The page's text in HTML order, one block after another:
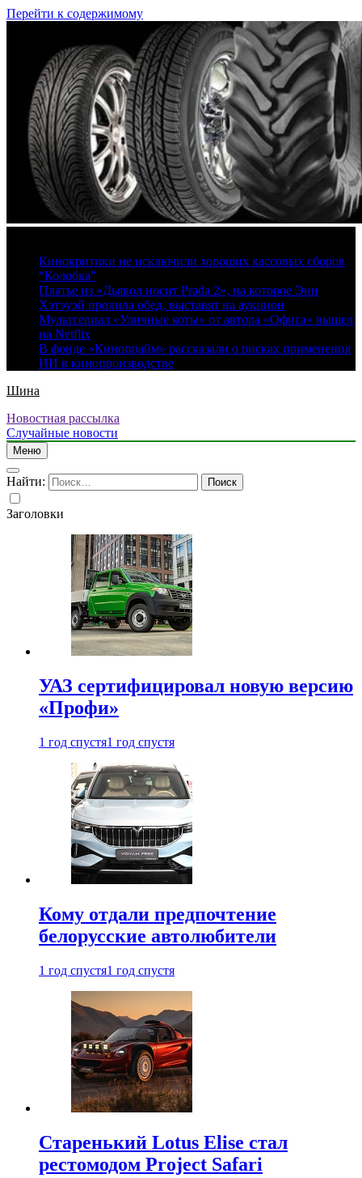
Перейти к содержимому
Кинокритики не исключили хороших кассовых сборов
“Колобка”
Платье из «Дьявол носит Prada 2», на которое Энн
Хэтэуэй пролила обед, выставят на аукцион
Мультсериал «Уличные коты» от автора «Офиса» вышел
на Netflix
В фонде «Кинопрайм» рассказали о рисках применения
ИИ в кинопроизводстве
Шина
Новостная рассылка
Случайные новости
Меню
Найти:
Заголовки
УАЗ сертифицировал новую версию
«Профи»
1 год спустя1 год спустя
Кому отдали предпочтение
белорусские автолюбители
1 год спустя1 год спустя
Старенький Lotus Elise стал
рестомодом Project Safari